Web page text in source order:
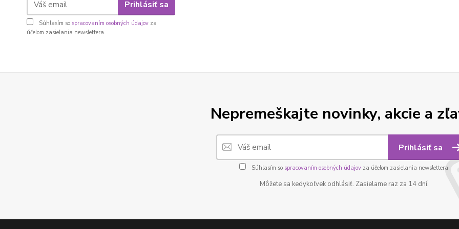
Prihlásiť sa
Súhlasím so spracovaním osobných údajov za
účelom zasielania newslettera.
Nepremeškajte novinky, akcie a
Prihlásiť sa
Súhlasím so spracovaním osobných údajovza účelom zasielania newslettera.
Môžete sa kedykoľvek odhlásiť. Zasielame raz za 14 dní.